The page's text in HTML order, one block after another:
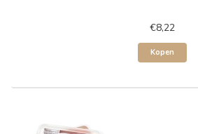
€8,22
Kopen